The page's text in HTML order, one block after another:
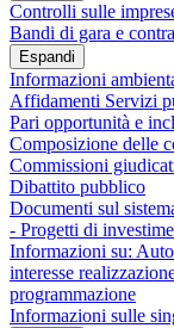
Controlli sulle
Bandi di gara e
Espandi
Informazioni
Affidamenti Servizi
Pari opportunità e
Composizione delle
Commissioni
Dibattito pubblico
Documenti sul
- Progetti di
Informazioni su:
interesse
programmazione
Informazioni sulle